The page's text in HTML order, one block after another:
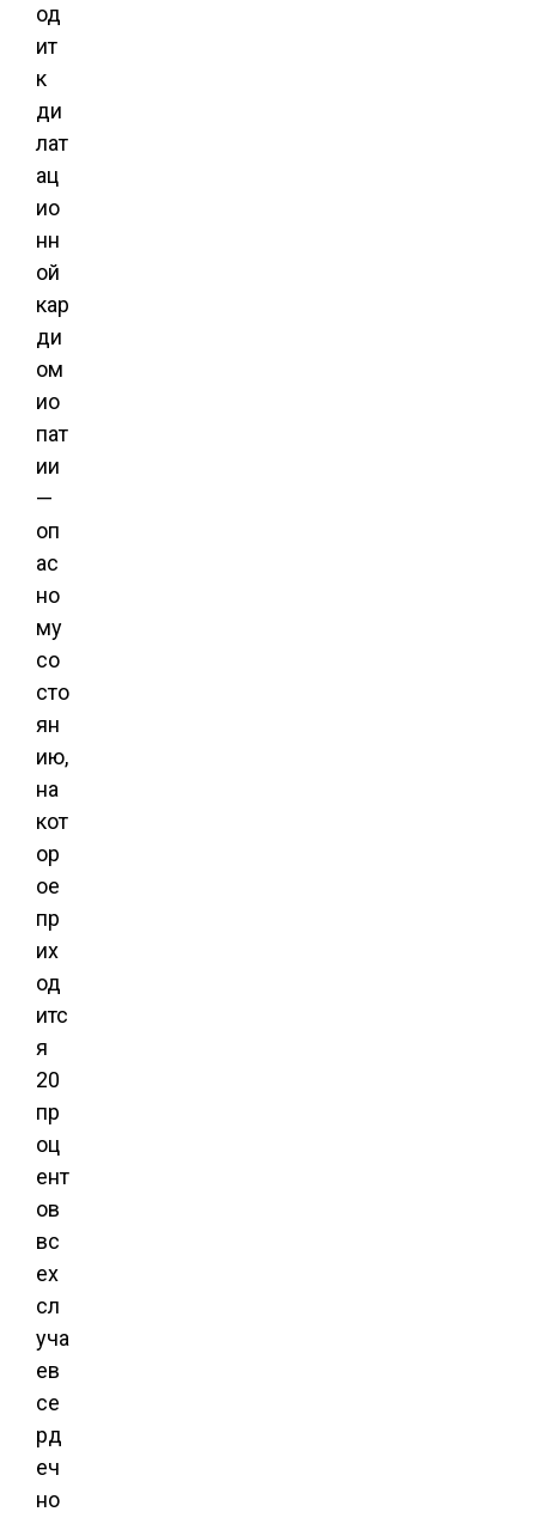
од
ит
к
ди
лат
ац
ио
нн
ой
кар
ди
ом
ио
пат
ии
—
оп
ас
но
му
со
сто
ян
ию,
на
кот
ор
ое
пр
их
од
итс
я
20
пр
оц
ент
ов
вс
ех
сл
уча
ев
се
рд
еч
но